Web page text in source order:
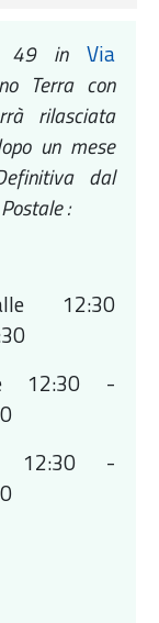
49 in Via
Terra con
rilasciata
un mese
dal
:
12:30
12:30 -
12:30 -